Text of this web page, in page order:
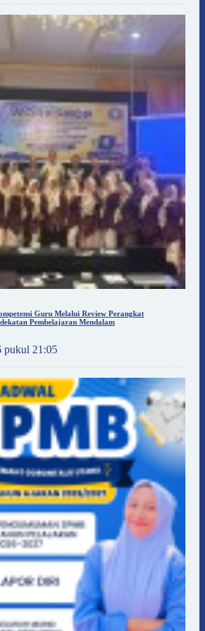
Guru Melalui Review Perangkat
Pembelajaran Mendalam
pukul 21:05